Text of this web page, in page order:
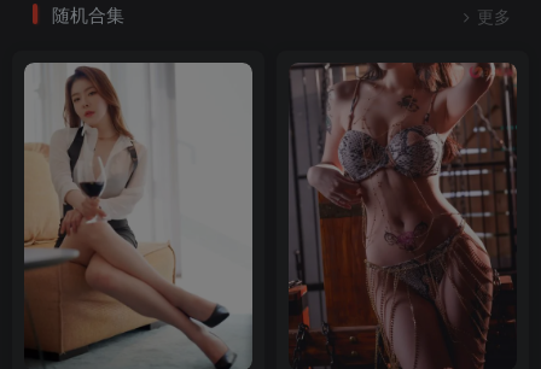
随机合集 更多